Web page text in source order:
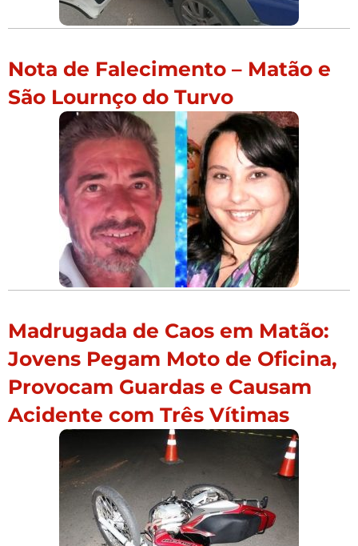
Nota de Falecimento – Matão e
São Lournço do Turvo
Madrugada de Caos em Matão:
Jovens Pegam Moto de Oficina,
Provocam Guardas e Causam
Acidente com Três Vítimas